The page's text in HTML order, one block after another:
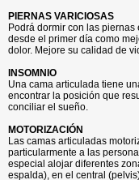
PIERNAS VARICIOSAS
Podrá dormir con las
desde el primer día como
dolor. Mejore su calidad de
INSOMNIO
Una cama articulada tiene
encontrar la posición que
conciliar el sueño.
MOTORIZACIÓN
Las camas articuladas
particularmente a las
especial alojar diferentes
espalda), en el central